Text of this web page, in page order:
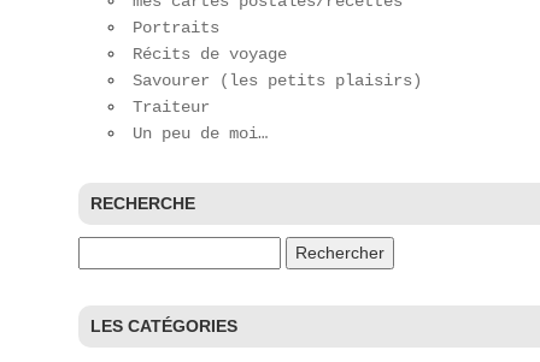
Portraits
Récits de voyage
Savourer (les petits plaisirs)
Traiteur
Un peu de moi…
RECHERCHE
LES CATÉGORIES